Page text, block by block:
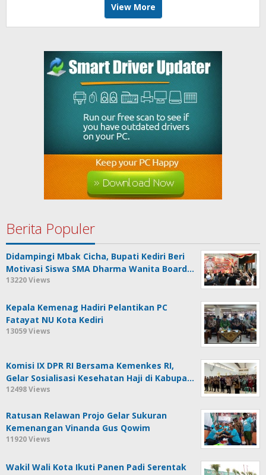
View More
Berita Populer
Didampingi Mbak Cicha, Bupati Kediri Beri
Motivasi Siswa SMA Dharma Wanita Board…
13220 Views
Kepala Kemenag Hadiri Pelantikan PC
Fatayat NU Kota Kediri
13059 Views
Komisi IX DPR RI Bersama Kemenkes RI,
Gelar Sosialisasi Kesehatan Haji di Kabupa…
12498 Views
Ratusan Relawan Projo Gelar Sukuran
Kemenangan Vinanda Gus Qowim
11920 Views
Wakil Wali Kota Ikuti Panen Padi Serentak